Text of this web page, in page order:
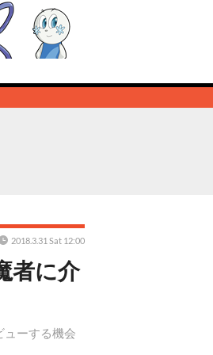
者に介
ューする機会
2018.3.31 Sat 12:00